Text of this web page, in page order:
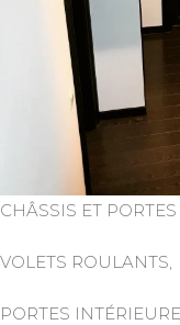
CHÂSSIS ET
VOLETS ROULANTS,
PORTES